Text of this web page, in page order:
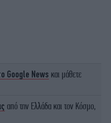
Google News και μάθετε
από την Ελλάδα και τον Κόσμο,